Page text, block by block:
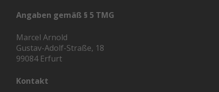
Angaben gemäß § 5 TMG
Marcel Arnold
Gustav-Adolf-Straße, 18
99084 Erfurt
Kontakt